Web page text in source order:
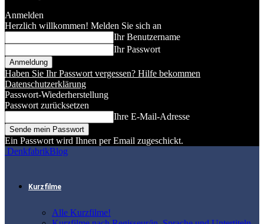
Anmelden
Herzlich willkommen! Melden Sie sich an
Ihr Benutzername
Ihr Passwort
Haben Sie Ihr Passwort vergessen? Hilfe bekommen
Datenschutzerklärung
Passwort-Wiederherstellung
Passwort zurücksetzen
Ihre E-Mail-Adresse
Ein Passwort wird Ihnen per Email zugeschickt.
DenkfabrikBlog
Kurzfilme
Alle Kurzfilme!